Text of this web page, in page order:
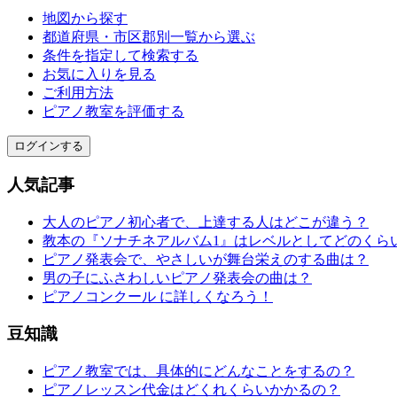
地図から探す
都道府県・市区郡別一覧から選ぶ
条件を指定して検索する
お気に入りを見る
ご利用方法
ピアノ教室を評価する
ログインする
人気記事
大人のピアノ初心者で、上達する人はどこが違う？
教本の『ソナチネアルバム1』はレベルとしてどのくら
ピアノ発表会で、やさしいが舞台栄えのする曲は？
男の子にふさわしいピアノ発表会の曲は？
ピアノコンクール に詳しくなろう！
豆知識
ピアノ教室では、具体的にどんなことをするの？
ピアノレッスン代金はどくれくらいかかるの？